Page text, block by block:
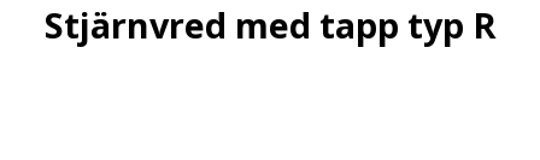
Stjärnvred med tapp typ R